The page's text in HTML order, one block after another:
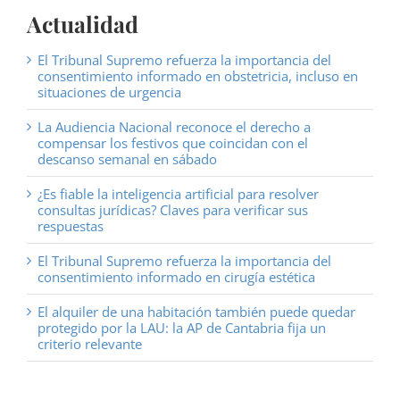
Actualidad
El Tribunal Supremo refuerza la importancia del
consentimiento informado en obstetricia, incluso en
situaciones de urgencia
La Audiencia Nacional reconoce el derecho a
compensar los festivos que coincidan con el
descanso semanal en sábado
¿Es fiable la inteligencia artificial para resolver
consultas jurídicas? Claves para verificar sus
respuestas
El Tribunal Supremo refuerza la importancia del
consentimiento informado en cirugía estética
El alquiler de una habitación también puede quedar
protegido por la LAU: la AP de Cantabria fija un
criterio relevante